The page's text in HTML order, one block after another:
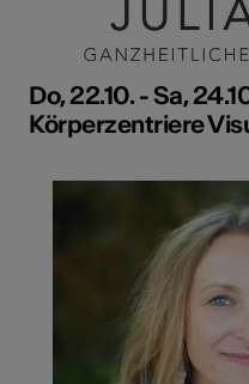
Do, 22.10. - Sa,
Körperzentriere